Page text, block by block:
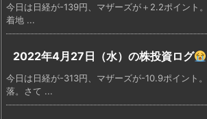
今日は日経が-139円、マザーズが＋2.2ポイント
着地 ...
2022年4月27日（水）の株投資ログ
今日は日経が-313円、マザーズが-10.9ポイント
落。さて ...